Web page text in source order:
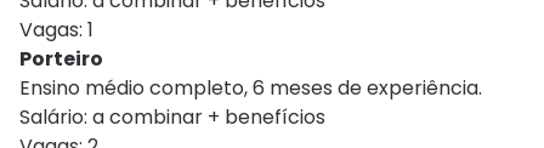
Vagas: 1
Porteiro
Ensino médio completo, 6 meses de experiência.
Salário: a combinar + benefícios